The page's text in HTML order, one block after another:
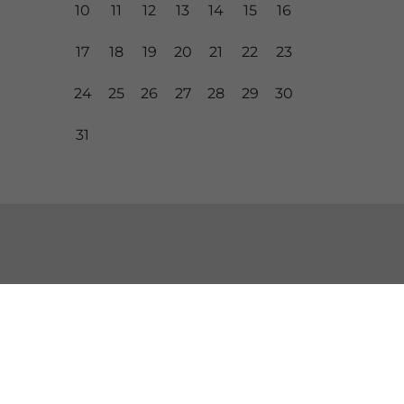
10 11 12 13 14 15 16
17 18 19 20 21 22 23
24 25 26 27 28 29 30
31